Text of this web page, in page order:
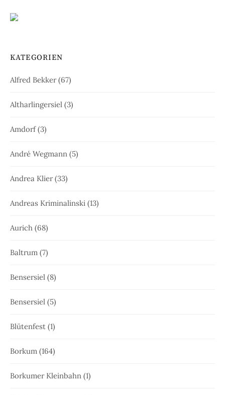
KATEGORIEN
Alfred Bekker(67)
Altharlingersiel (3)
Amdorf(3)
André Wegmann (5)
Andrea Klier(33)
Andreas Kriminalinski (13)
Aurich (68)
Baltrum (7)
Bensersiel (8)
Bensersiel (5)
Blütenfest (1)
Borkum (164)
Borkumer Kleinbahn (1)